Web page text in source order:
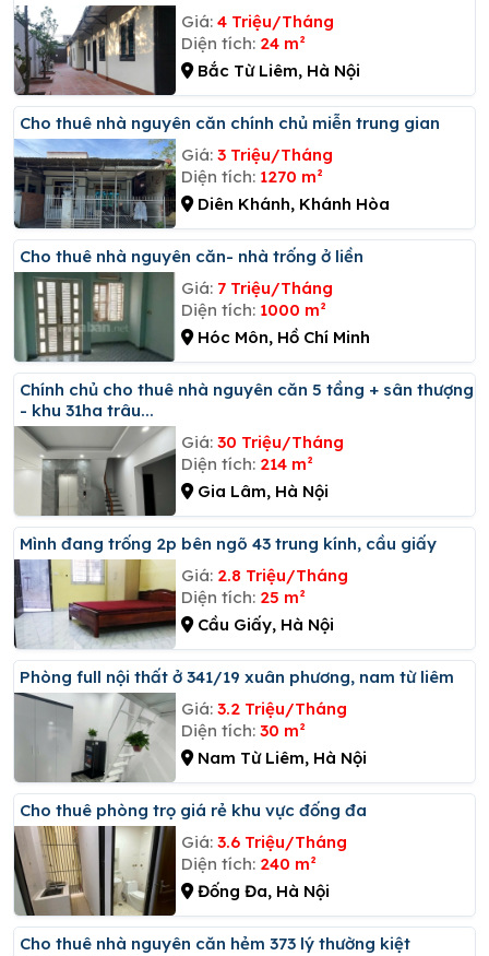
Giá: 4 Triệu/Tháng
Diện tích: 24 m²
Bắc Từ Liêm, Hà Nội
Cho thuê nhà nguyên căn chính chủ miễn trung gian
Giá: 3 Triệu/Tháng
Diện tích: 1270 m²
Diên Khánh, Khánh Hòa
Cho thuê nhà nguyên căn- nhà trống ở liền
Giá: 7 Triệu/Tháng
Diện tích: 1000 m²
Hóc Môn, Hồ Chí Minh
Chính chủ cho thuê nhà nguyên căn 5 tầng + sân thượng
- khu 31ha trâu...
Giá: 30 Triệu/Tháng
Diện tích: 214 m²
Gia Lâm, Hà Nội
Mình đang trống 2p bên ngõ 43 trung kính, cầu giấy
Giá: 2.8 Triệu/Tháng
Diện tích: 25 m²
Cầu Giấy, Hà Nội
Phòng full nội thất ở 341/19 xuân phương, nam từ liêm
Giá: 3.2 Triệu/Tháng
Diện tích: 30 m²
Nam Từ Liêm, Hà Nội
Cho thuê phòng trọ giá rẻ khu vực đống đa
Giá: 3.6 Triệu/Tháng
Diện tích: 240 m²
Đống Đa, Hà Nội
Cho thuê nhà nguyên căn hẻm 373 lý thường kiệt